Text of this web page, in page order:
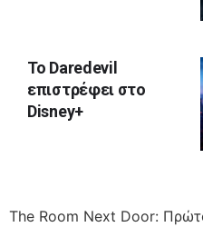
Το Daredevil
επιστρέφει στο
Disney+
The Room Next Door: